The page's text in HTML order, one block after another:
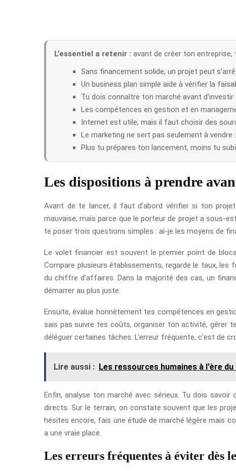
L’essentiel a retenir : avant de créer ton
Sans financement solide, un projet peut
Un business plan simple aide à vérifier la
Tu dois connaître ton marché avant d’investir
Les compétences en gestion et en
Internet est utile, mais il faut choisir des
Le marketing ne sert pas seulement à vendre
Plus tu prépares ton lancement, moins tu
Les dispositions à prendre
Avant de te lancer, il faut d’abord vérifier si ton
mauvaise, mais parce que le porteur de projet a sous-
te poser trois questions simples : ai-je les moyens de
Le volet financier est souvent le premier point de
Compare plusieurs établissements, regarde le taux,
du chiffre d’affaires. Dans la majorité des cas, un
démarrer au plus juste.
Ensuite, évalue honnêtement tes compétences en
sais pas suivre tes coûts, organiser ton activité, gérer
déléguer certaines tâches. L’erreur fréquente, c’est de
Lire aussi : Les ressources humaines à l'ère du
Enfin, analyse ton marché avec sérieux. Tu dois
directs. Sur le terrain, on constate souvent que les
hésites encore, fais une étude de marché légère mais
a une vraie place.
Les erreurs fréquentes à éviter dès